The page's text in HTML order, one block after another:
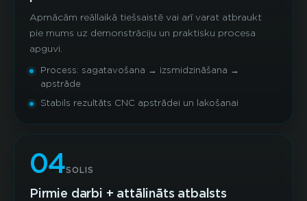
Apmācām reāllaikā tiešsaistē vai arī varat atbraukt
pie mums uz demonstrāciju un praktisku procesa
apguvi.
Process: sagatavošana → izsmidzināšana →
apstrāde
Stabils rezultāts CNC apstrādei un lakošanai
04SOLIS
Pirmie darbi + attālināts atbalsts